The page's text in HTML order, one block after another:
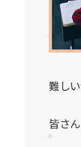
難し
皆さん